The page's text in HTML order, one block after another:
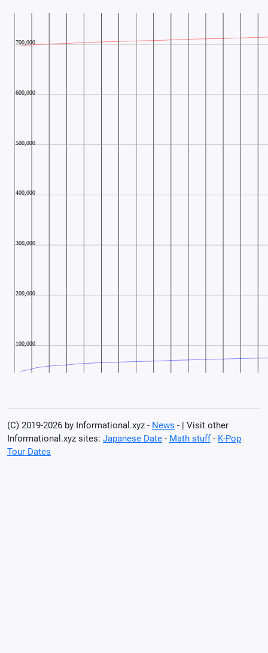
(C) 2019-2026 by Informational.xyz - News - | Visit other
Informational.xyz sites: Japanese Date - Math stuff- K-Pop
Tour Dates